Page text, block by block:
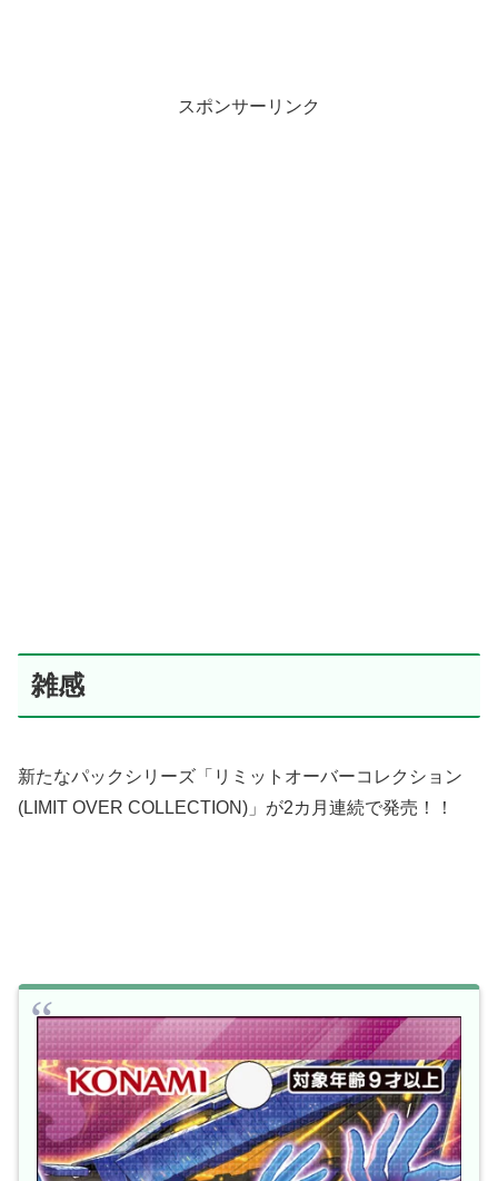
スポンサーリンク
雑感
新たなパックシリーズ「リミットオーバーコレクション
(LIMIT OVER COLLECTION)」が2カ月連続で発売！！